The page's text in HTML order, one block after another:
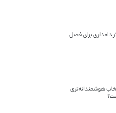
دامداری برای فصل
هوشمندانه‌تری